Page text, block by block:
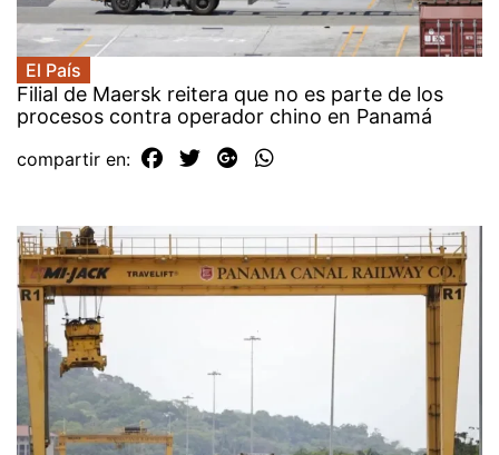
El País
Filial de Maersk reitera que no es parte de los
procesos contra operador chino en Panamá
compartir en: